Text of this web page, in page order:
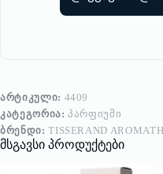
ᲐᲠᲢᲘᲙᲣᲚᲘ: 4409
ᲙᲐᲢᲔᲒᲝᲠᲘᲐ:ᲞᲐᲠᲤᲘᲣᲛᲘ
ᲑᲠᲔᲜᲓᲘ:TISSERAND
მსგავსი პროდუქტები